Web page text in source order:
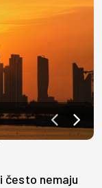
često nemaju